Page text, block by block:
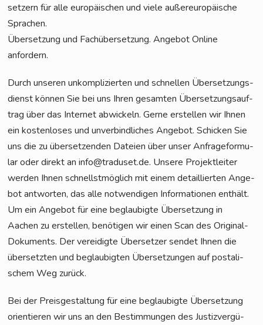
set­zern für alle euro­päi­schen und vie­le außer­eu­ro­päi­sche
Sprachen.
Über­set­zung und Fach­über­set­zung. Ange­bot Online
anfordern.
Durch unse­ren unkom­pli­zier­ten und schnel­len Über­set­zungs­
dienst kön­nen Sie bei uns Ihren gesam­ten Über­set­zungs­auf­
trag über das Inter­net abwi­ckeln. Ger­ne erstel­len wir Ihnen
ein kos­ten­lo­ses und unver­bind­li­ches Ange­bot. Schi­cken Sie
uns die zu über­set­zen­den Datei­en über unser Anfra­ge­for­mu­
lar oder direkt an info@traduset.de. Unse­re Pro­jekt­lei­ter
wer­den Ihnen schnellst­mög­lich mit einem detail­lier­ten Ange­
bot ant­wor­ten, das alle not­wen­di­gen Infor­ma­tio­nen ent­hält.
Um ein Ange­bot für eine beglau­big­te Über­set­zung in
Aachen zu erstel­len, benö­ti­gen wir einen Scan des Ori­gi­nal-
Doku­ments. Der ver­ei­dig­te Über­set­zer sen­det Ihnen die
über­setz­ten und beglau­big­ten Über­set­zun­gen auf pos­ta­li­
schem Weg zurück.
Bei der Preis­ge­stal­tung für eine beglau­big­te Über­set­zung
ori­en­tie­ren wir uns an den Bestim­mun­gen des Jus­tiz­ver­gü­